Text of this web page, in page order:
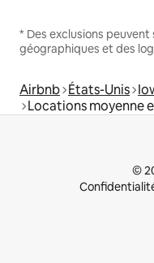
* Des exclusions
géographiques et des
Airbnb États-Unis
Locations moyenne
©